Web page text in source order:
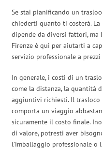
Se stai pianificando un
chiederti quanto ti costerà.
dipende da diversi fattori, ma
Firenze è qui per aiutarti a
servizio professionale a
In generale, i costi di un
come la distanza, la quantità
aggiuntivi richiesti. Il trasloco
comporta un viaggio
sicuramente il costo finale.
di valore, potresti aver
l’imballaggio professionale o